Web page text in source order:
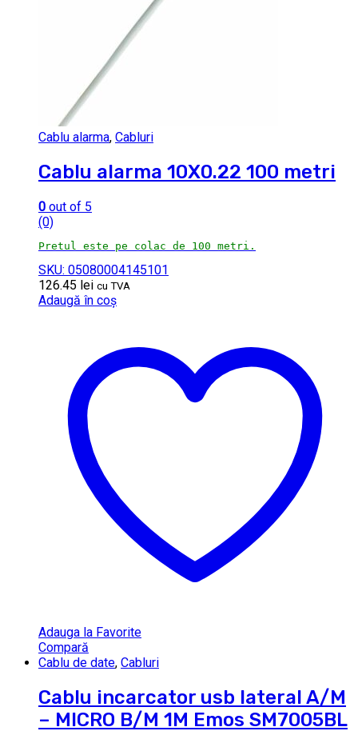
Cablu alarma, Cabluri
Cablu alarma 10X0.22 100 metri
0 out of 5
(0)
Pretul este pe colac de 100 metri.
SKU: 05080004145101
126.45 lei cu TVA
Adaugă în coș
Adauga la Favorite
Compară
Cablu de date, Cabluri
Cablu incarcator usb lateral A/M
– MICRO B/M 1M Emos SM7005BL